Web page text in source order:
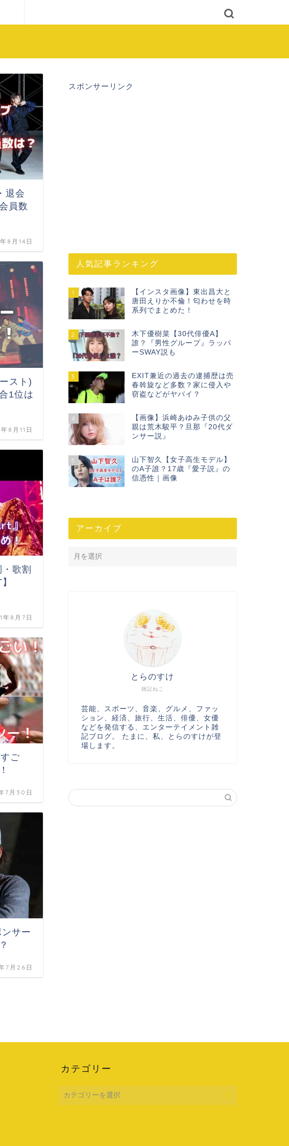
退会
員数
8月14日
スト)
1位は
8月11日
歌割
年8月7日
ご
7月30日
サー
7月26日
スポンサーリンク
人気記事ランキング
1
【インスタ画像】東出昌大と
唐田えりか不倫！匂わせを時
系列でまとめた！
2
木下優樹菜【30代俳優A】
誰？『男性グループ』ラッパ
ーSWAY説も
3
EXIT兼近の過去の逮捕歴は売
春斡旋など多数？家に侵入や
窃盗などがヤバイ？
4
【画像】浜崎あゆみ子供の父
親は荒木駿平？旦那『20代ダ
ンサー説』
5
山下智久【女子高生モデル】
のA子誰？17歳『愛子説』の
信憑性｜画像
アーカイブ
雑記ねこ
とらのすけ
芸能、スポーツ、音楽、グルメ、ファッ
ション、経済、旅行、生活、俳優、女優
などを発信する、エンターテイメント雑
記ブログ。 たまに、私、とらのすけが登
場します。
カテゴリー